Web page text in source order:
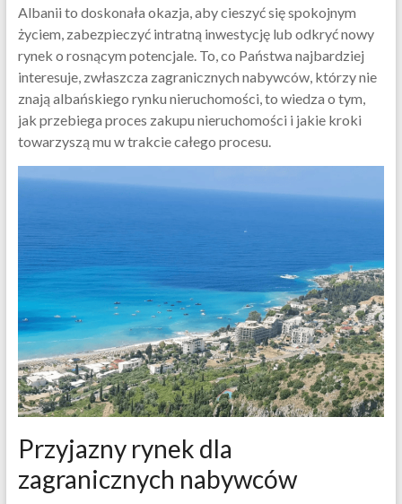
Albanii to doskonała okazja, aby cieszyć się spokojnym
życiem, zabezpieczyć intratną inwestycję lub odkryć nowy
rynek o rosnącym potencjale. To, co Państwa najbardziej
interesuje, zwłaszcza zagranicznych nabywców, którzy nie
znają albańskiego rynku nieruchomości, to wiedza o tym,
jak przebiega proces zakupu nieruchomości i jakie kroki
towarzyszą mu w trakcie całego procesu.
Przyjazny rynek dla
zagranicznych nabywców